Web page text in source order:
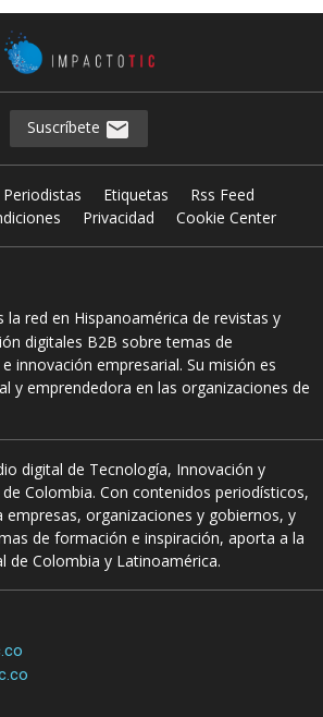
Suscríbete
Periodistas Etiquetas
Rss Feed
Privacidad Cookie Center
la red en Hispanoamérica de revistas y
digitales B2B sobre temas de
innovación empresarial. Su misión es
y emprendedora en las organizaciones de
digital de Tecnología, Innovación y
Colombia. Con contenidos periodísticos,
empresas, organizaciones y gobiernos, y
de formación e inspiración, aporta a la
de Colombia y Latinoamérica.